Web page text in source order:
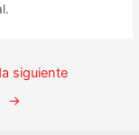
siguiente
→